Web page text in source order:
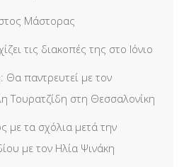
Μάστορας
τις διακοπές της στο Ιόνιο
Θα παντρευτεί με τον
Τουρατζίδη στη Θεσσαλονίκη
με τα σχόλια μετά την
με τον Ηλία Ψινάκη